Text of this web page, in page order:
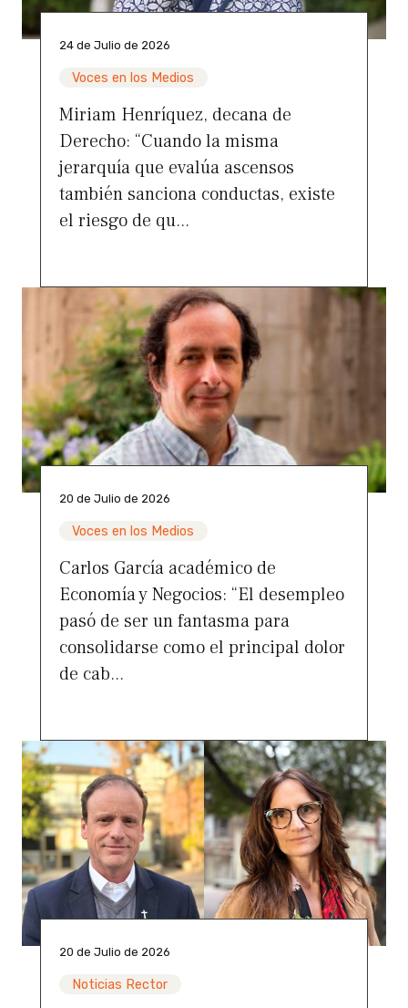
24 de Julio de 2026
Voces en los Medios
Miriam Henríquez, decana de
Derecho: “Cuando la misma
jerarquía que evalúa ascensos
también sanciona conductas, existe
el riesgo de qu...
20 de Julio de 2026
Voces en los Medios
Carlos García académico de
Economía y Negocios: “El desempleo
pasó de ser un fantasma para
consolidarse como el principal dolor
de cab...
20 de Julio de 2026
Noticias Rector